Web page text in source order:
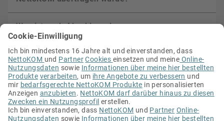
Was ist nach Abschluss der
Rufnummernmitnahme zu beachten?
Wie erhalte ich meinen Wechselbonus?
Mein Vertrag beim alten Anbieter ist beendet.
Kann ich meine Rufnummer mitnehmen?